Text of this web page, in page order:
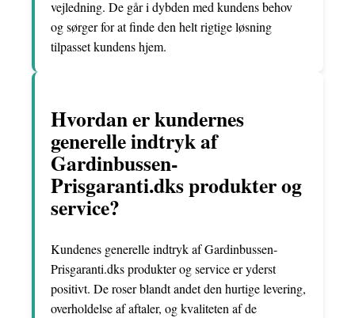
vejledning. De går i dybden med kundens behov
og sørger for at finde den helt rigtige løsning
tilpasset kundens hjem.
Hvordan er kundernes
generelle indtryk af
Gardinbussen-
Prisgaranti.dks produkter og
service?
Kundenes generelle indtryk af Gardinbussen-
Prisgaranti.dks produkter og service er yderst
positivt. De roser blandt andet den hurtige levering,
overholdelse af aftaler, og kvaliteten af de